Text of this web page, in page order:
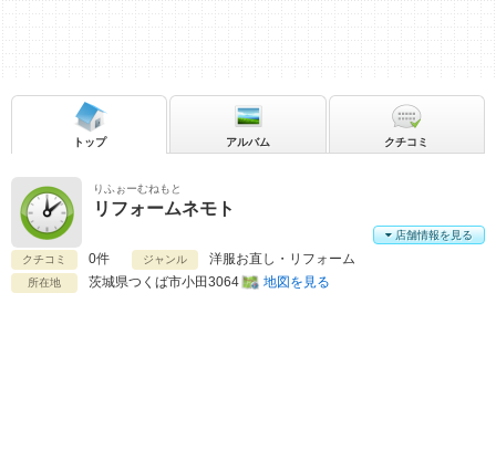
りふぉーむねもと
リフォームネモト
クチコミ 0件 ジャンル 洋服お直し・リフォーム
所在地 茨城県つくば市小田3064 地図を見る
店舗情報を見る
トップ アルバム クチコミ